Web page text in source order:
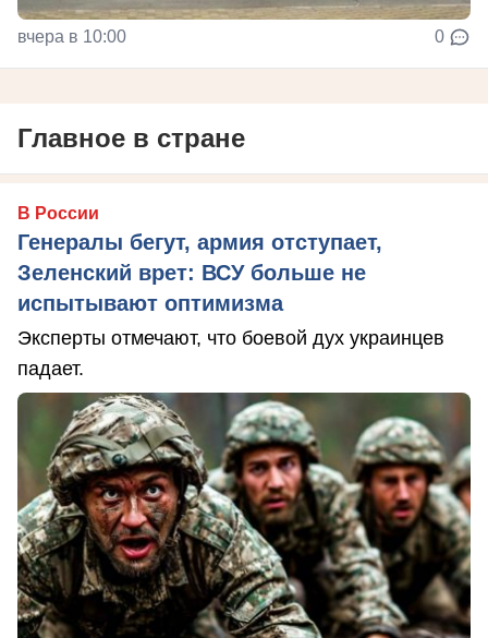
вчера в 10:00 0
Главное в стране
В России
Генералы бегут, армия отступает,
Зеленский врет: ВСУ больше не
испытывают оптимизма
Эксперты отмечают, что боевой дух украинцев
падает.